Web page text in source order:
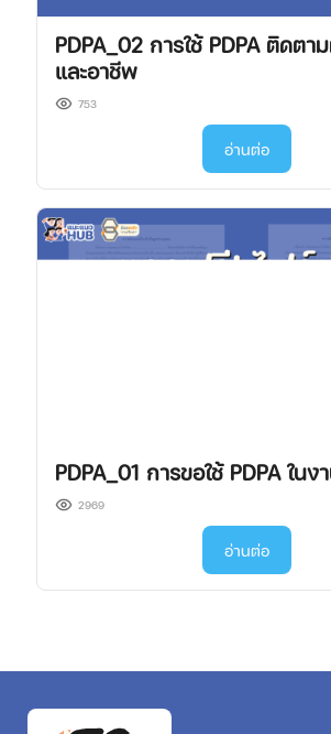
PDPA_02 การใช้ PDPA ติดต
และอาชีพ
753
อ่านต่อ
PDPA_01 การขอใช้ PDPA ใน
2969
อ่านต่อ